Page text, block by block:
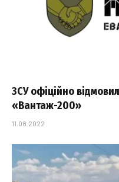
ЗСУ офіційно
«Вантаж-200»
11.08.2022